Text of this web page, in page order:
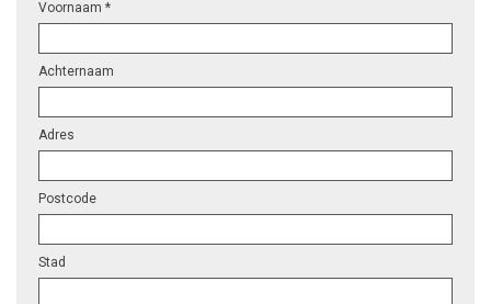
Voornaam *
Achternaam
Adres
Postcode
Stad